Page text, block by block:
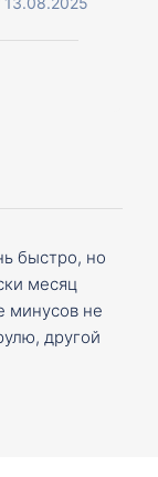
быстро, но
месяц
минусов не
другой